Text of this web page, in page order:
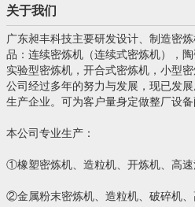
关于我们
广东昶丰科技主要研发设计、制造密
品：连续密炼机（连续式密炼机），
实验型密炼机，开合式密炼机，小型
公司经过多年的努力与发展，现已发
生产企业。可为客户量身定做整厂设备
本公司专业生产：
①橡塑密炼机、造粒机、开炼机、高
②金属粉末密炼机、造粒机、破碎机